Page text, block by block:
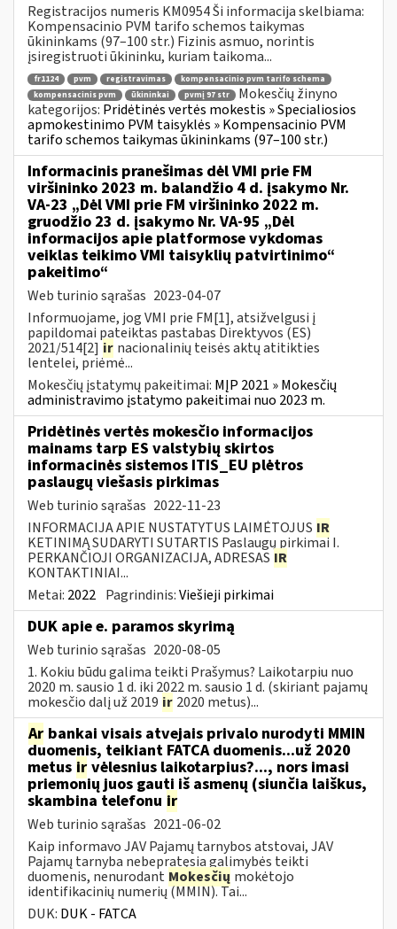
Registracijos numeris KM0954 Ši informacija skelbiama:
Kompensacinio PVM tarifo schemos taikymas
ūkininkams (97–100 str.) Fizinis asmuo, norintis
įsiregistruoti ūkininku, kuriam taikoma...
fr1124 pvm registravimas
kompensacinio pvm tarifo schema
kompensacinis pvm
ūkininkai pvmį 97 str
Mokesčių žinyno
kategorijos: Pridėtinės vertės mokestis » Specialiosios
apmokestinimo PVM taisyklės » Kompensacinio PVM
tarifo schemos taikymas ūkininkams (97–100 str.)
Informacinis pranešimas dėl VMI prie FM
viršininko 2023 m. balandžio 4 d. įsakymo Nr.
VA-23 „Dėl VMI prie FM viršininko 2022 m.
gruodžio 23 d. įsakymo Nr. VA-95 „Dėl
informacijos apie platformose vykdomas
veiklas teikimo VMI taisyklių patvirtinimo“
pakeitimo“
Web turinio sąrašas 2023-04-07
Informuojame, jog VMI prie FM[1], atsižvelgusi į
papildomai pateiktas pastabas Direktyvos (ES)
2021/514[2] ir nacionalinių teisės aktų atitikties
lentelei, priėmė...
Mokesčių įstatymų pakeitimai: MĮP 2021 » Mokesčių
administravimo įstatymo pakeitimai nuo 2023 m.
Pridėtinės vertės mokesčio informacijos
mainams tarp ES valstybių skirtos
informacinės sistemos ITIS_EU plėtros
paslaugų viešasis pirkimas
Web turinio sąrašas 2022-11-23
INFORMACIJA APIE NUSTATYTUS LAIMĖTOJUS IR
KETINIMĄ SUDARYTI SUTARTIS Paslaugų pirkimai I.
PERKANČIOJI ORGANIZACIJA, ADRESAS IR
KONTAKTINIAI...
Metai: 2022 Pagrindinis:Viešieji pirkimai
DUK apie e. paramos skyrimą
Web turinio sąrašas 2020-08-05
1. Kokiu būdu galima teikti Prašymus? Laikotarpiu nuo
2020 m. sausio 1 d. iki 2022 m. sausio 1 d. (skiriant pajamų
mokesčio dalį už 2019 ir 2020 metus)...
Ar bankai visais atvejais privalo nurodyti MMIN
duomenis, teikiant FATCA duomenis...už 2020
metus ir vėlesnius laikotarpius?..., nors imasi
priemonių juos gauti iš asmenų (siunčia laiškus,
skambina telefonu ir
Web turinio sąrašas 2021-06-02
Kaip informavo JAV Pajamų tarnybos atstovai, JAV
Pajamų tarnyba nebepratęsia galimybės teikti
duomenis, nenurodant Mokesčių mokėtojo
identifikacinių numerių (MMIN). Tai...
DUK: DUK - FATCA